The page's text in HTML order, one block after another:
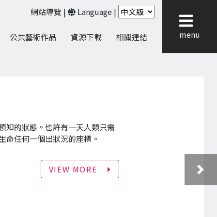
網站導覽 | Language |
公共藝術作品 資源下載 相關連結 menu
知的狀態。也許有一天人類只需
命任何一個出狀況的座標。
VIEW MORE 下